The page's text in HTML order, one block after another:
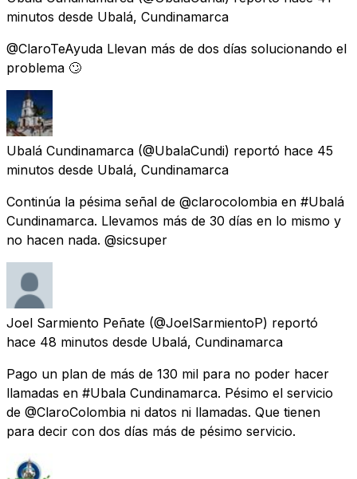
minutos desde Ubalá, Cundinamarca
@ClaroTeAyuda Llevan más de dos días solucionando el
problema 🙄
Ubalá Cundinamarca (@UbalaCundi) reportó hace 45
minutos desde Ubalá, Cundinamarca
Continúa la pésima señal de @clarocolombia en #Ubalá
Cundinamarca. Llevamos más de 30 días en lo mismo y
no hacen nada. @sicsuper
Joel Sarmiento Peñate (@JoelSarmientoP) reportó
hace 48 minutos desde Ubalá, Cundinamarca
Pago un plan de más de 130 mil para no poder hacer
llamadas en #Ubala Cundinamarca. Pésimo el servicio
de @ClaroColombia ni datos ni llamadas. Que tienen
para decir con dos días más de pésimo servicio.